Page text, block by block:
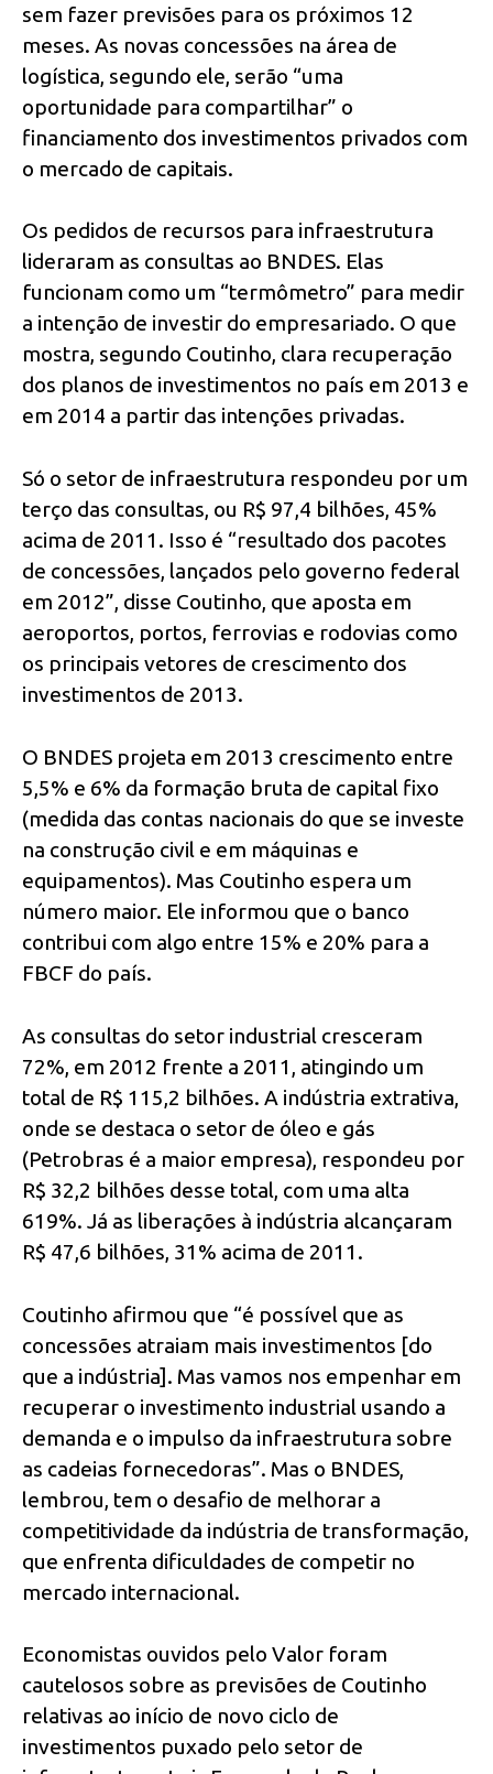
sem fazer previsões para os próximos 12
meses. As novas concessões na área de
logística, segundo ele, serão “uma
oportunidade para compartilhar” o
financiamento dos investimentos privados com
o mercado de capitais.
Os pedidos de recursos para infraestrutura
lideraram as consultas ao BNDES. Elas
funcionam como um “termômetro” para medir
a intenção de investir do empresariado. O que
mostra, segundo Coutinho, clara recuperação
dos planos de investimentos no país em 2013 e
em 2014 a partir das intenções privadas.
Só o setor de infraestrutura respondeu por um
terço das consultas, ou R$ 97,4 bilhões, 45%
acima de 2011. Isso é “resultado dos pacotes
de concessões, lançados pelo governo federal
em 2012”, disse Coutinho, que aposta em
aeroportos, portos, ferrovias e rodovias como
os principais vetores de crescimento dos
investimentos de 2013.
O BNDES projeta em 2013 crescimento entre
5,5% e 6% da formação bruta de capital fixo
(medida das contas nacionais do que se investe
na construção civil e em máquinas e
equipamentos). Mas Coutinho espera um
número maior. Ele informou que o banco
contribui com algo entre 15% e 20% para a
FBCF do país.
As consultas do setor industrial cresceram
72%, em 2012 frente a 2011, atingindo um
total de R$ 115,2 bilhões. A indústria extrativa,
onde se destaca o setor de óleo e gás
(Petrobras é a maior empresa), respondeu por
R$ 32,2 bilhões desse total, com uma alta
619%. Já as liberações à indústria alcançaram
R$ 47,6 bilhões, 31% acima de 2011.
Coutinho afirmou que “é possível que as
concessões atraiam mais investimentos [do
que a indústria]. Mas vamos nos empenhar em
recuperar o investimento industrial usando a
demanda e o impulso da infraestrutura sobre
as cadeias fornecedoras”. Mas o BNDES,
lembrou, tem o desafio de melhorar a
competitividade da indústria de transformação,
que enfrenta dificuldades de competir no
mercado internacional.
Economistas ouvidos pelo Valor foram
cautelosos sobre as previsões de Coutinho
relativas ao início de novo ciclo de
investimentos puxado pelo setor de